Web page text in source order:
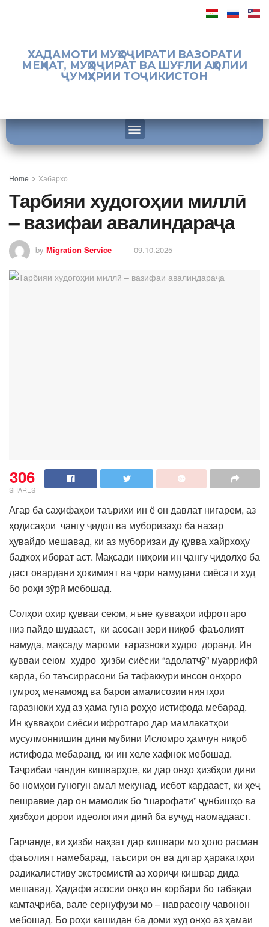
ХАДАМОТИ МУҲОҶИРАТИ ВАЗОРАТИ
МЕҲНАТ, МУҲОҶИРАТ ВА ШУҒЛИ АҲОЛИИ
ҶУМҲУРИИ ТОҶИКИСТОН
Home Хабархо
Тарбияи худогоҳии миллӣ
– вазифаи авалиндараҷа
by Migration Service 09.10.2025
306
SHARES
Агар ба саҳифаҳои таърихи ин ё он давлат нигарем, аз
ҳодисаҳои ҷангу ҷидол ва муборизаҳо ба назар
ҳувайдо мешавад, ки аз муборизаи ду қувва хайрхоҳу
бадхоҳ иборат аст. Мақсади ниҳоии ин ҷангу ҷидолҳо ба
даст овардани ҳокимият ва ҷорӣ намудани сиёсати худ
бо роҳи зӯрӣ мебошад.
Солҳои охир қувваи сеюм, яъне қувваҳои ифротгаро
низ пайдо шудааст, ки асосан зери ниқоб фаъолият
намуда, мақсаду мароми ғаразноки худро доранд. Ин
қувваи сеюм худро ҳизби сиёсии “адолатҷӯ” муаррифӣ
карда, бо таъсиррасонӣ ба тафаккури инсон онҳоро
гумроҳ менамояд ва барои амалисозии ниятҳои
ғаразноки худ аз ҳама гуна роҳҳо истифода мебарад.
Ин қувваҳои сиёсии ифротгаро дар мамлакатҳои
мусулмоннишин дини мубини Исломро ҳамчун ниқоб
истифода мебаранд, ки ин хеле хафнок мебошад.
Таҷрибаи чандин кишварҳое, ки дар онҳо ҳизбҳои динӣ
бо номҳои гуногун амал мекунад, исбот кардааст, ки ҳеҷ
пешравие дар он мамолик бо “шарофати” ҷунбишҳо ва
ҳизбҳои дорои идеологияи динӣ ба вуҷуд наомадааст.
Гарчанде, ки ҳизби наҳзат дар кишвари мо ҳоло расман
фаъолият намебарад, таъсири он ва дигар ҳаракатҳои
радикалистиву экстремистӣ аз хориҷи кишвар дида
мешавад. Ҳадафи асосии онҳо ин корбарӣ бо табақаи
камтаҷриба, вале сернуфузи мо – наврасону ҷавонон
мебошад. Бо роҳи кашидан ба доми худ онҳо аз ҳамаи